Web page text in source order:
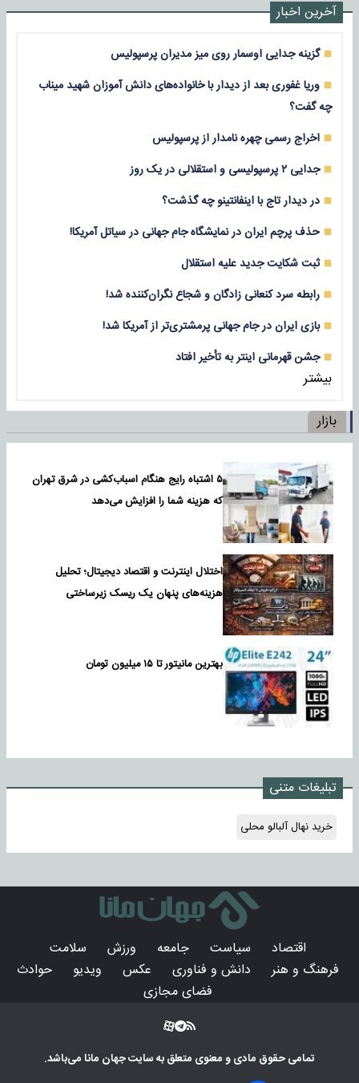
آخرین اخبار
گزینه جدایی اوسمار روی میز مدیران پرسپولیس
وریا غفوری بعد از دیدار با خانواده‌های دانش آموزان شهید میناب
چه گفت؟
اخراج رسمی چهره نامدار از پرسپولیس
جدایی ۲ پرسپولیسی و استقلالی در یک روز
در دیدار تاج با اینفانتینو چه گذشت؟
حذف پرچم ایران در نمایشگاه جام جهانی در سیاتل آمریکا!
ثبت شکایت جدید علیه استقلال
رابطه سرد کنعانی زادگان و شجاع نگران‌کننده شد!
بازی‌ ایران در جام جهانی پرمشتری‌تر از آمریکا شد!
جشن قهرمانی اینتر به تأخیر افتاد
بیشتر
بازار
۵ اشتباه رایج هنگام اسباب‌کشی در شرق تهران
که هزینه شما را افزایش می‌دهد
اختلال اینترنت و اقتصاد دیجیتال؛ تحلیل
هزینه‌های پنهان یک ریسک زیرساختی
بهترین مانیتور تا ۱۵ میلیون تومان
تبلیغات متنی
خرید نهال آلبالو محلی
اقتصاد سیاست جامعه ورزش
سلامت
فرهنگ و هنر
دانش و فناوری عکس ویدیو
حوادث
فضای مجازی
تمامی حقوق مادی و معنوی متعلق به سایتجهان مانامی‌باشد.